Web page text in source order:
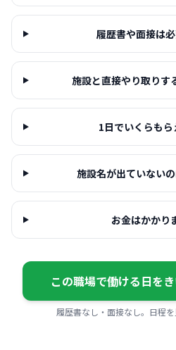
履歴書や面接は
施設と直接やり取り
1日でいくらもら
施設名が出ていない
お金はかかり
この職場で働ける日をき
履歴書なし・面接なし。日程